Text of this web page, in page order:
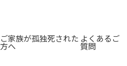
ご家族が孤独死された
方へ
よくあるご
質問